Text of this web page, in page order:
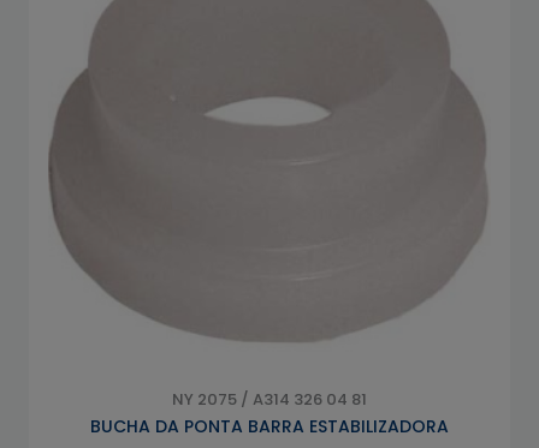
NY 2075 / A314 326 04 81
BUCHA DA PONTA BARRA ESTABILIZADORA